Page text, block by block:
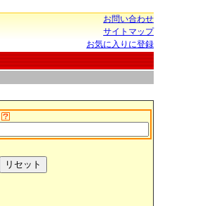
お問い合わせ
サイトマップ
お気に入りに登録